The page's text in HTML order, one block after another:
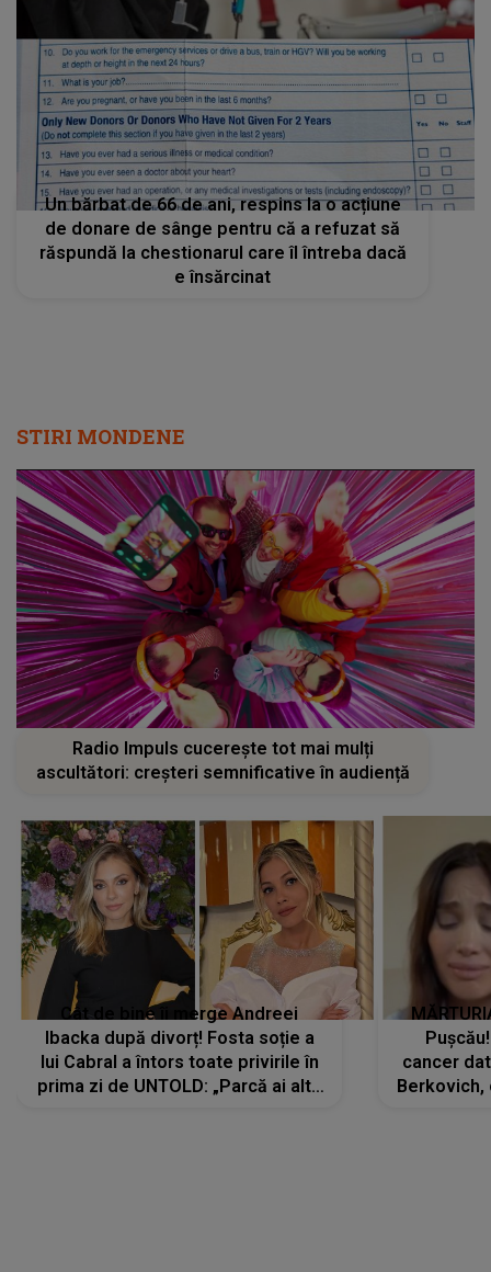
Un bărbat de 66 de ani, respins la o acțiune
de donare de sânge pentru că a refuzat să
răspundă la chestionarul care îl întreba dacă
e însărcinat
STIRI MONDENE
Radio Impuls cucerește tot mai mulți
ascultători: creșteri semnificative în audiență
Cât de bine îi merge Andreei
Ibacka după divorț! Fosta soție a
lui Cabral a întors toate privirile în
prima zi de UNTOLD: „Parcă ai altă
cancer
Berkovich,